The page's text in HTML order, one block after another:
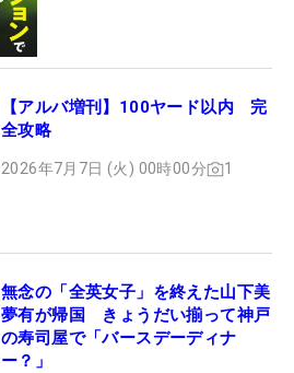
【アルバ増刊】100ヤード以内 完
全攻略
2026年7月7日 (火) 00時00分 1
無念の「全英女子」を終えた山下美
夢有が帰国 きょうだい揃って神戸
の寿司屋で「バースデーディナ
ー？」